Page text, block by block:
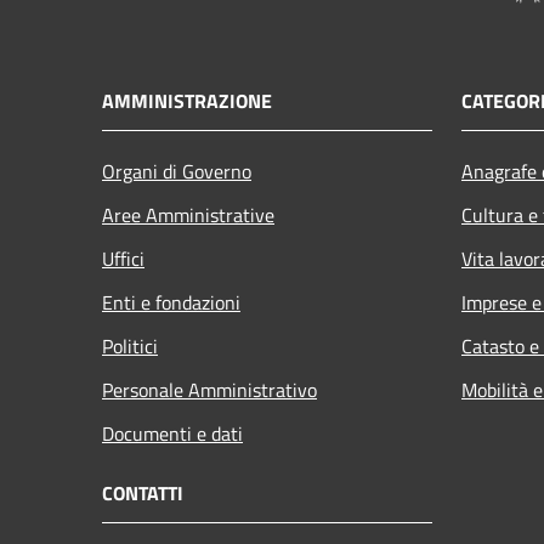
AMMINISTRAZIONE
Organi di Governo
Aree Amministrative
Uffici
Enti e fondazioni
Politici
Personale Amministrativo
Documenti e dati
Cultura
Vita
Imprese
Catasto
Mobilità
CONTATTI